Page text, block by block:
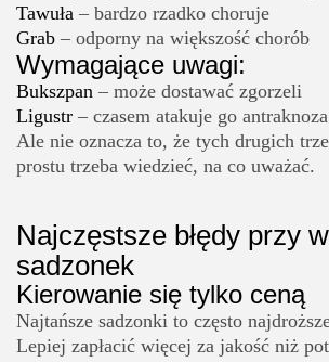
Tawuła – bardzo rzadko choruje
Grab – odporny na większość chorób
Wymagające uwagi:
Bukszpan – może dostawać zgorzeli
Ligustr – czasem atakuje go antraknoza
Ale nie oznacza to, że tych drugich
prostu trzeba wiedzieć, na co uważać.
Najczęstsze błędy przy
sadzonek
Kierowanie się tylko ceną
Najtańsze sadzonki to często
Lepiej zapłacić więcej za jakość niż